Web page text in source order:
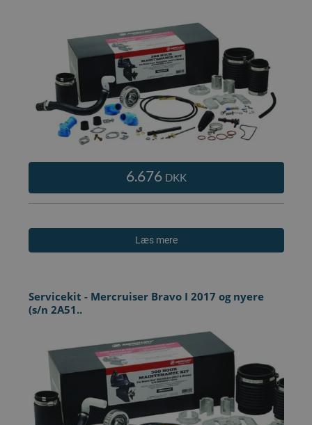
6.676 DKK
Læs mere
Servicekit - Mercruiser Bravo I 2017 og nyere
(s/n 2A51..